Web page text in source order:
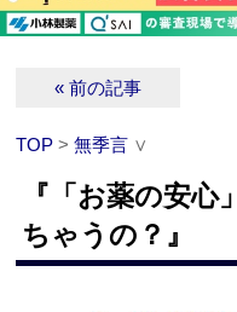
« 前の記事
TOP >無季言 ∨
『「お薬の安
ちゃうの？』